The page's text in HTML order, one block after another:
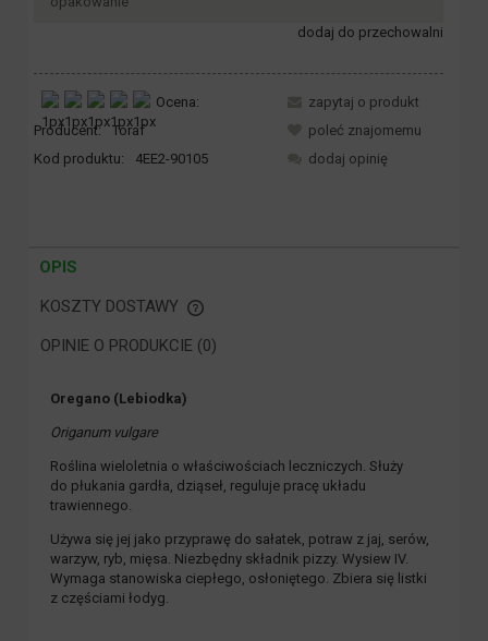
dodaj do przechowalni
Ocena:
Producent: Toraf
Kod produktu:
4EE2-90105
zapytaj o produkt
poleć znajomemu
dodaj opinię
OPIS
KOSZTY DOSTAWY
CENA NIE ZAWIERA EWENTUALNYCH KOSZTÓW PŁATNOŚCI
OPINIE O PRODUKCIE (0)
Oregano (Lebiodka)
Origanum vulgare
Roślina wieloletnia o właściwościach leczniczych. Służy
do płukania gardła, dziąseł, reguluje pracę układu
trawiennego.
Używa się jej jako przyprawę do sałatek, potraw z jaj, serów,
warzyw, ryb, mięsa. Niezbędny składnik pizzy. Wysiew IV.
Wymaga stanowiska ciepłego, osłoniętego. Zbiera się listki
z częściami łodyg.